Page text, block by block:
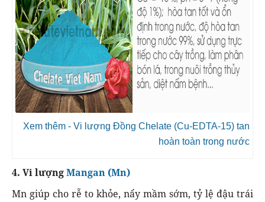
Xem thêm - Vi lượng Đồng Chelate (Cu-EDTA-15) tan
hoàn toàn trong nước
4. Vi lượngMangan (Mn)
Mn giúp cho rễ to khỏe, nẩy mầm sớm, tỷ lệ đậu trái